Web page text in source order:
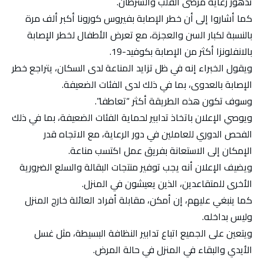
كما أشاروا إلى أن خطر الإصابة بفيروس كورونا أكبر ألف مرة
بالنسبة لكبار السن والعجزة، مع تعرض الأطفال لخطر الإصابة
بالانفلونزا أكثر من الإصابة بكوفيد-19.
ويقول الخبراء إنه في ظل تزايد المناعة لدى السكان، يتراجع ​​خطر
الإصابة بالعدوى، بما في ذلك لدى الفئات الضعيفة.
وسوف تكون هذه الطريقة أكثر “تعاطفا”.
ويوصي الإعلان باتخاذ تدابير لحماية الفئات الضعيفة، بما في ذلك
الفحص الدوري للعاملين في دور الرعاية، مع الاتجاه قدر
الإمكان إلى الاستعانة بفريق عمل اكتسب مناعة.
ويضيف الإعلان أنه يجب توفير منتجات البقالة والسلع الضرورية
الأخرى للمتقاعدين، الذين يعيشون في المنزل.
كما ينبغي عليهم، إن أمكن، مقابلة أفراد العائلة خارج المنزل
وليس بداخله.
ويتعين على الجميع اتباع تدابير النظافة البسيطة، مثل غسل
الأيدي والبقاء في المنزل في حالة المرض.